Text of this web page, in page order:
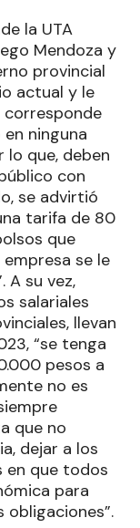
la UTA
Mendoza y
provincial
actual y le
corresponde
ninguna
lo que, deben
con
se advirtió
tarifa de 80
que
se le
A su vez,
salariales
llevan
“se tenga
pesos a
no es
que no
dejar a los
en que todos
para